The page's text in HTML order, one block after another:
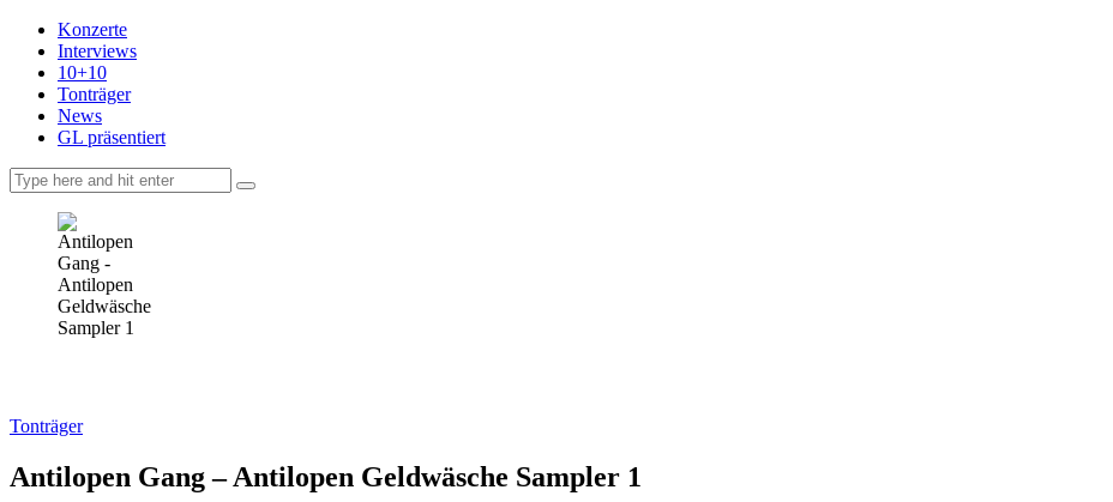
Konzerte
Interviews
10+10
Tonträger
News
GL präsentiert
Tonträger
Antilopen Gang – Antilopen Geldwäsche Sampler 1